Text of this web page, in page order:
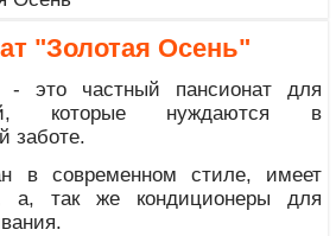
"Золотая Осень"
- это частный пансионат для
которые нуждаются в
заботе.
в современном стиле, имеет
а, так же кондиционеры для